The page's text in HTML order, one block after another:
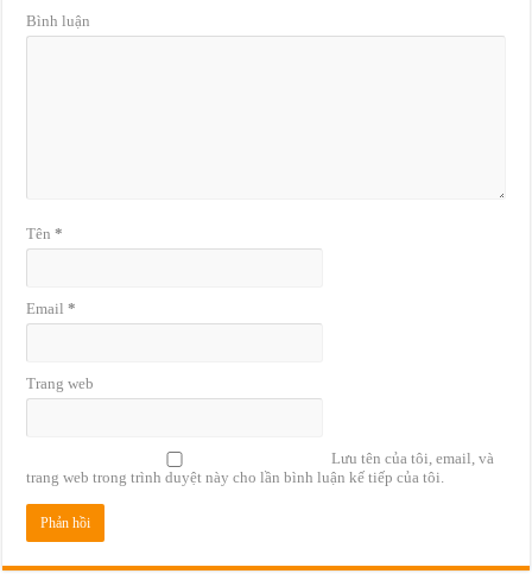
Bình luận
Tên*
Email*
Trang web
Lưu tên của tôi, email, và
trang web trong trình duyệt này cho lần bình luận kế tiếp của tôi.